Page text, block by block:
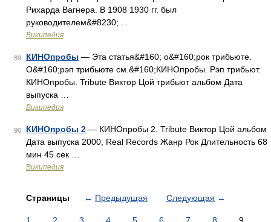
Рихарда Вагнера. В 1908 1930 гг. был
руководителем&#8230; …
Википедия
89 КИНОпробы — Эта статья&#160; о&#160;рок трибьюте.
О&#160;рэп трибьюте см.&#160;КИНОпробы. Рэп трибьют.
КИНОпробы. Tribute Виктор Цой трибьют альбом Дата
выпуска …
Википедия
90 КИНОпробы 2 — КИНОпробы 2. Tribute Виктор Цой альбом
Дата выпуска 2000, Real Records Жанр Рок Длительность 68
мин 45 сек …
Википедия
Страницы ← Предыдущая Следующая →